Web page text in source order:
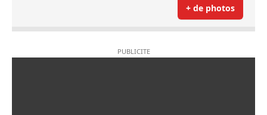
+ de photos